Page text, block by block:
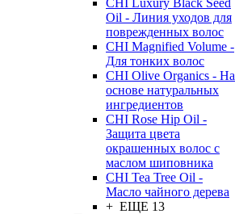
CHI Luxury Black Seed
Oil - Линия уходов для
поврежденных волос
CHI Magnified Volume -
Для тонких волос
CHI Olive Organics - На
основе натуральных
ингредиентов
CHI Rose Hip Oil -
Защита цвета
окрашенных волос с
маслом шиповника
CHI Tea Tree Oil -
Масло чайного дерева
+ ЕЩЕ 13